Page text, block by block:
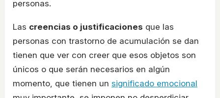
personas.
Las creencias o justificaciones que las
personas con trastorno de acumulación se dan
tienen que ver con creer que esos objetos son
únicos o que serán necesarios en algún
momento, que tienen un significado emocional